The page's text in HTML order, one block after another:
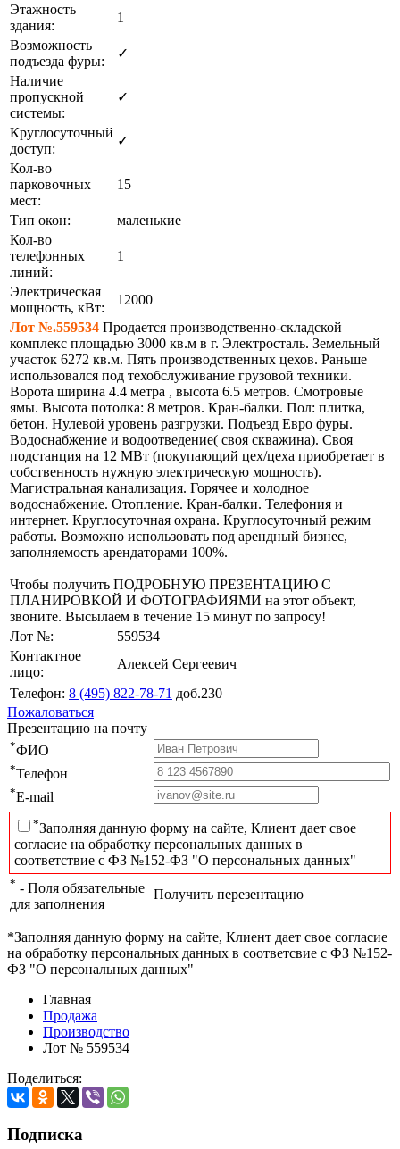
Этажность
здания:
1
Возможность
подъезда фуры:
✓
Наличие
пропускной
системы:
✓
Круглосуточный
доступ:
✓
Кол-во
парковочных
мест:
15
Тип окон:
маленькие
Кол-во
телефонных
линий:
1
Электрическая
мощность, кВт:
12000
Лот №.559534 Продается производственно-складской
комплекс площадью 3000 кв.м в г. Электросталь. Земельный
участок 6272 кв.м. Пять производственных цехов. Раньше
использовался под техобслуживание грузовой техники.
Ворота ширина 4.4 метра , высота 6.5 метров. Смотровые
ямы. Высота потолка: 8 метров. Кран-балки. Пол: плитка,
бетон. Нулевой уровень разгрузки. Подъезд Евро фуры.
Водоснабжение и водоотведение( своя скважина). Своя
подстанция на 12 МВт (покупающий цех/цеха приобретает в
собственность нужную электрическую мощность).
Магистральная канализация. Горячее и холодное
водоснабжение. Отопление. Кран-балки. Телефония и
интернет. Круглосуточная охрана. Круглосуточный режим
работы. Возможно использовать под арендный бизнес,
заполняемость арендаторами 100%.
Чтобы получить ПОДРОБНУЮ ПРЕЗЕНТАЦИЮ С
ПЛАНИРОВКОЙ И ФОТОГРАФИЯМИ на этот объект,
звоните. Высылаем в течение 15 минут по запросу!
Лот №:
559534
Контактное
лицо:
Алексей Сергеевич
Телефон: 8 (495) 822-78-71 доб.230
Пожаловаться
Презентацию на почту
*ФИО
*Телефон
*E-mail
*Заполняя данную форму на сайте, Клиент дает свое
согласие на обработку персональных данных в
соответствие с ФЗ №152-ФЗ "О персональных данных"
* - Поля обязательные
для заполнения
Получить перезентацию
*Заполняя данную форму на сайте, Клиент дает свое согласие
на обработку персональных данных в соответсвие с ФЗ №152-
ФЗ "О персональных данных"
Главная
Продажа
Производство
Лот № 559534
Поделиться:
Подписка